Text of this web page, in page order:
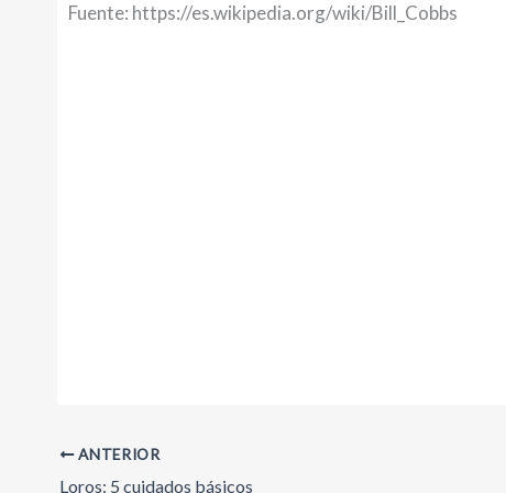
Fuente: https://es.wikipedia.org/wiki/Bill_Cobbs
ANTERIOR
Loros: 5 cuidados básicos